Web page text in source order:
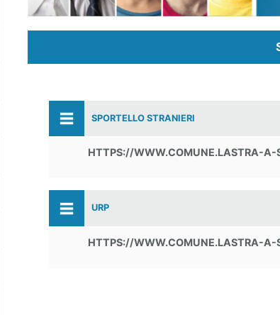
SPORTELLO STRANIERI
HTTPS://WWW.COMUNE.LASTRA-
URP
HTTPS://WWW.COMUNE.LASTRA-